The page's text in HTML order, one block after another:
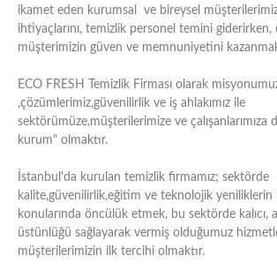
ikamet eden kurumsal ve bireysel
ihtiyaçlarını, temizlik personel temini giderirken,
müşterimizin güven ve memnuniyetini
ECO FRESH Temizlik Firması olarak
,çözümlerimiz,güvenilirlik ve iş ahlakımız ile
sektörümüze,müşterilerimize ve
kurum" olmaktır.
İstanbul'da kurulan temizlik firmamız; sektörde
kalite,güvenilirlik,eğitim ve teknolojik yeniliklerin
konularında öncülük etmek, bu sektörde kalıcı,
üstünlüğü sağlayarak vermiş olduğumuz
müşterilerimizin ilk tercihi olmaktır.